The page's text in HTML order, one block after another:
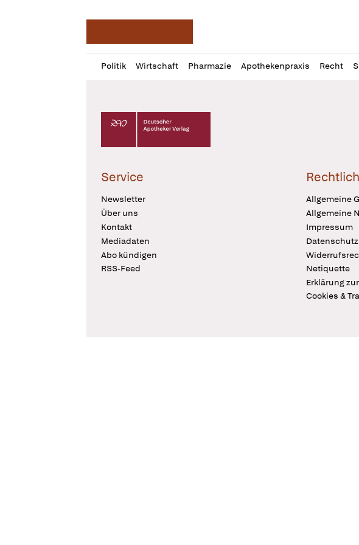
Politik Wirtschaft Pharmazie Apothekenpraxis Recht
Profil
öffnen
Daz
Pur
Deutscher Apotheker Verlag Logo
Service
Newsletter
Über uns
Kontakt
Mediadaten
Abo kündigen
RSS-Feed
Allgemeine
Allgemeine
Impressum
Datenschutz
Netiquette
Erklärung
Cookies &